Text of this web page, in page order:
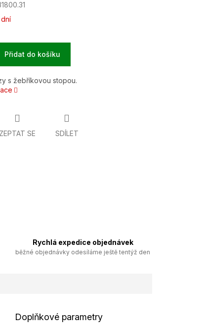
Přidat do košíku
s žebříkovou stopou.
ZEPTAT SE SDÍLET
Rychlá expedice objednávek
běžné objednávky odesíláme ještě tentýž den
Doplňkové parametry